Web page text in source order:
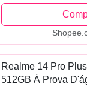
Realme 14 Pro
512GB Á Prova